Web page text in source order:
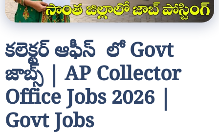
కలెక్టర్ ఆఫీస్ లో Govt
జాబ్స్ | AP Collector
Office Jobs 2026 |
Govt Jobs